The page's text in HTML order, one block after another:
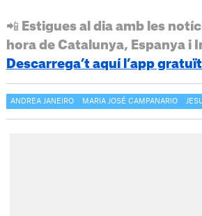
📲 Estigues al dia amb les
hora de Catalunya, Espanya i
Descarrega’t aquí l’app
ANDREA JANEIRO MARIA JOSÉ CAMPANARIO